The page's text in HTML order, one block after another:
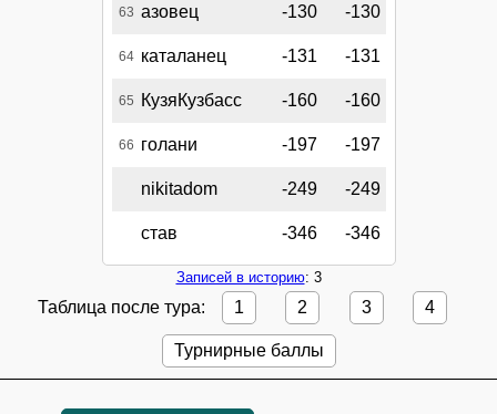
63 азовец -130 -130
64 каталанец -131 -131
65 КузяКузбасс -160 -160
66 голани -197 -197
nikitadom -249 -249
став -346 -346
Записей в историю: 3
Таблица после тура: 1 2 3 4
Турнирные баллы